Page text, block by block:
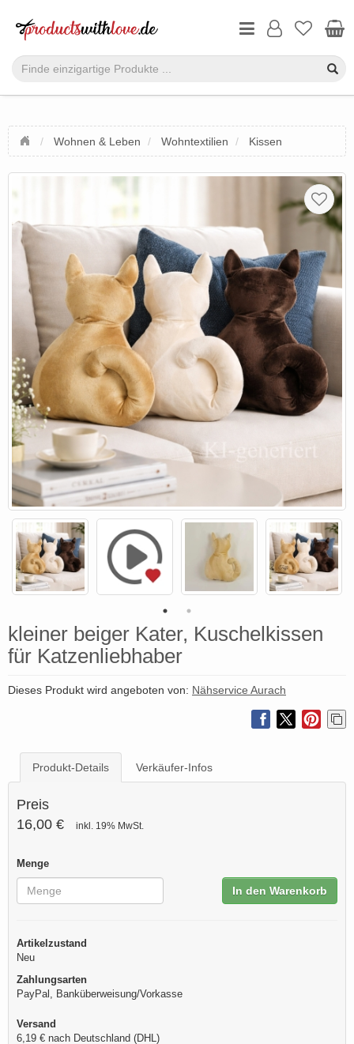
Wohnen & Leben Wohntextilien Kissen
kleiner beiger Kater, Kuschelkissen
für Katzenliebhaber
Dieses Produkt wird angeboten von: Nähservice Aurach
Produkt-Details Verkäufer-Infos
Preis
16,00 €
inkl. 19% MwSt.
Menge
In den Warenkorb
Artikelzustand
Neu
Zahlungsarten
PayPal, Banküberweisung/Vorkasse
Versand
6,19 € nach Deutschland (DHL)